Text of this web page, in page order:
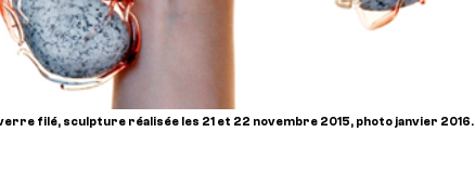
filé, sculpture réalisée les 21 et 22 novembre 2015, photo janvier 2016.